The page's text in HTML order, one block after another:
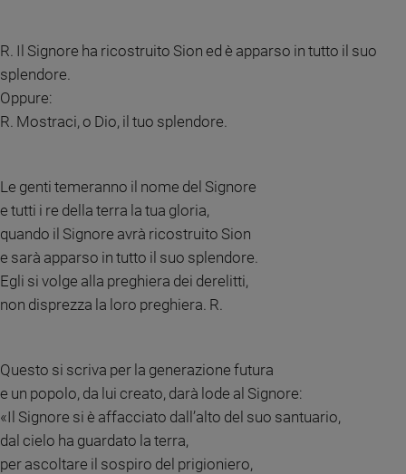
Vai
Riflessioni
Podcast
Privacy
Chi
siamo
Contatti
R. Il Signore ha ricostruito Sion ed è apparso in tutto il suo
splendore.
Oppure:
R. Mostraci, o Dio, il tuo splendore.
Le genti temeranno il nome del Signore
e tutti i re della terra la tua gloria,
quando il Signore avrà ricostruito Sion
e sarà apparso in tutto il suo splendore.
Egli si volge alla preghiera dei derelitti,
non disprezza la loro preghiera. R.
Questo si scriva per la generazione futura
e un popolo, da lui creato, darà lode al Signore:
«Il Signore si è affacciato dall’alto del suo santuario,
dal cielo ha guardato la terra,
per ascoltare il sospiro del prigioniero,